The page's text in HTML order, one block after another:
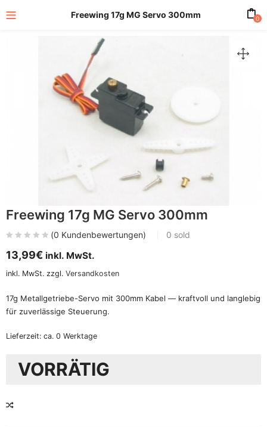
Freewing 17g MG Servo 300mm 0
Freewing 17g MG Servo 300mm
(0 Kundenbewertungen) 0 sold
13,99€ inkl. MwSt.
inkl. MwSt. zzgl. Versandkosten
17g Metallgetriebe-Servo mit 300mm Kabel — kraftvoll und langlebig
für zuverlässige Steuerung.
Lieferzeit: ca. 0 Werktage
VORRÄTIG